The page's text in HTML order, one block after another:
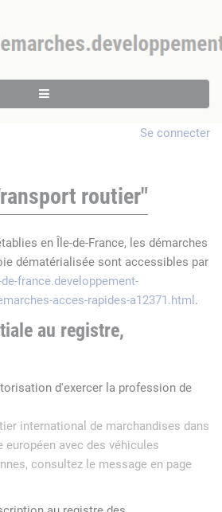
Se connecter
routier"
en Île-de-France, les démarches
dématérialisée sont accessibles par
france.developpement-
acces-rapides-a12371.html .
au registre,
d'exercer la profession de
international de marchandises dans
européen avec des véhicules
consultez le message en page